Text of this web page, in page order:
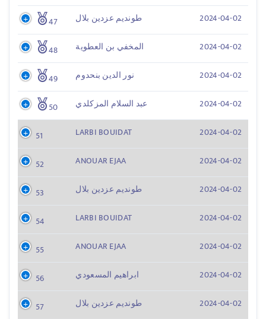
47 طونديم عزدين بلال 2024-04-02
48 المخفي بن العطوية 2024-04-02
49 نور الدين بنحدوم 2024-04-02
50 عبد السلام المزكلدي 2024-04-02
51 LARBI BOUIDAT 2024-04-02
52 ANOUAR EJAA 2024-04-02
53 طونديم عزدين بلال 2024-04-02
54 LARBI BOUIDAT 2024-04-02
55 ANOUAR EJAA 2024-04-02
56 ابراهيم المسعودي 2024-04-02
57 طونديم عزدين بلال 2024-04-02